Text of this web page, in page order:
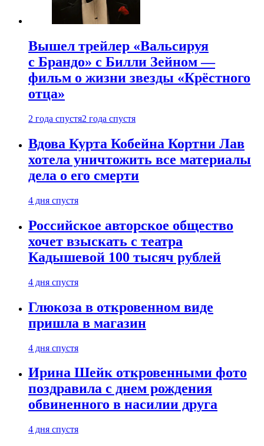
Вышел трейлер «Вальсируя
с Брандо» с Билли Зейном —
фильм о жизни звезды «Крёстного
отца»
2 года спустя2 года спустя
Вдова Курта Кобейна Кортни Лав
хотела уничтожить все материалы
дела о его смерти
4 дня спустя
Российское авторское общество
хочет взыскать с театра
Кадышевой 100 тысяч рублей
4 дня спустя
Глюкоза в откровенном виде
пришла в магазин
4 дня спустя
Ирина Шейк откровенными фото
поздравила с днем рождения
обвиненного в насилии друга
4 дня спустя